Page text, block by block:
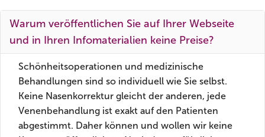
Warum veröffentlichen Sie auf Ihrer Webseite
und in Ihren Infomaterialien keine Preise?
Schönheitsoperationen und medizinische
Behandlungen sind so individuell wie Sie selbst.
Keine Nasenkorrektur gleicht der anderen, jede
Venenbehandlung ist exakt auf den Patienten
abgestimmt. Daher können und wollen wir keine